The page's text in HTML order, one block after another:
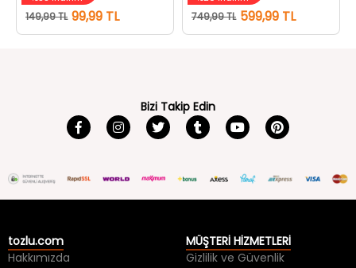
149,99 TL 99,99 TL 749,99 TL 599,99 TL
Bizi Takip Edin
tozlu.com
Hakkımızda
MÜŞTERİ HİZMETLERİ
Gizlilik ve Güvenlik